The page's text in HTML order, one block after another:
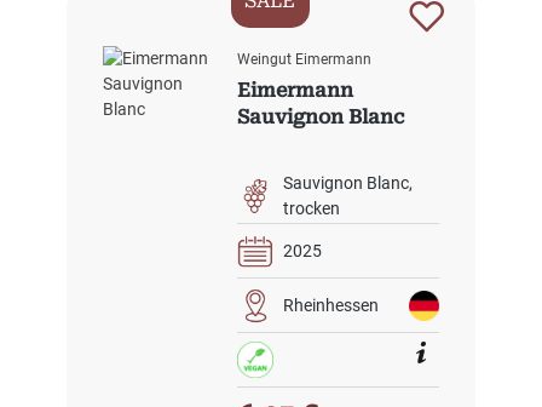
Weingut Eimermann
Eimermann
Sauvignon Blanc
Sauvignon Blanc
trocken
2025
Rheinhessen